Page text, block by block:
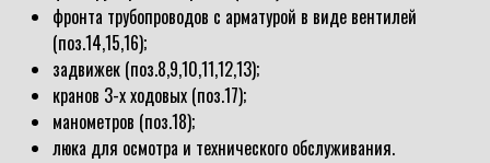
фронта трубопроводов с арматурой в виде вентилей
(поз.14,15,16);
задвижек (поз.8,9,10,11,12,13);
кранов 3-х ходовых (поз.17);
манометров (поз.18);
люка для осмотра и технического обслуживания.